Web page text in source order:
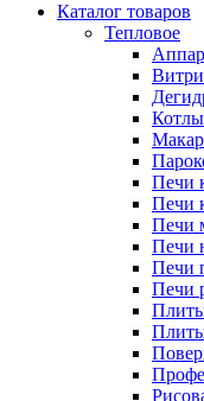
Каталог товаров
Тепловое
Печи
Печи
Печи
Печи
Печи
Печи